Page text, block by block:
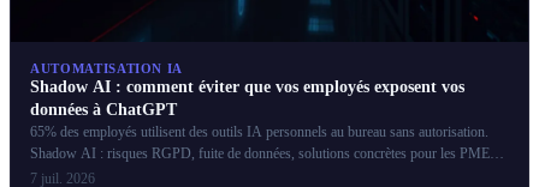
AUTOMATISATION IA
Shadow AI : comment éviter que vos employés exposent vos
données à ChatGPT
65% des employés utilisent des outils IA personnels au bureau sans autorisation.
Shadow AI : risques RGPD, fuite de données, solutions concrètes pour les PME
françaises.
7 juil. 2026